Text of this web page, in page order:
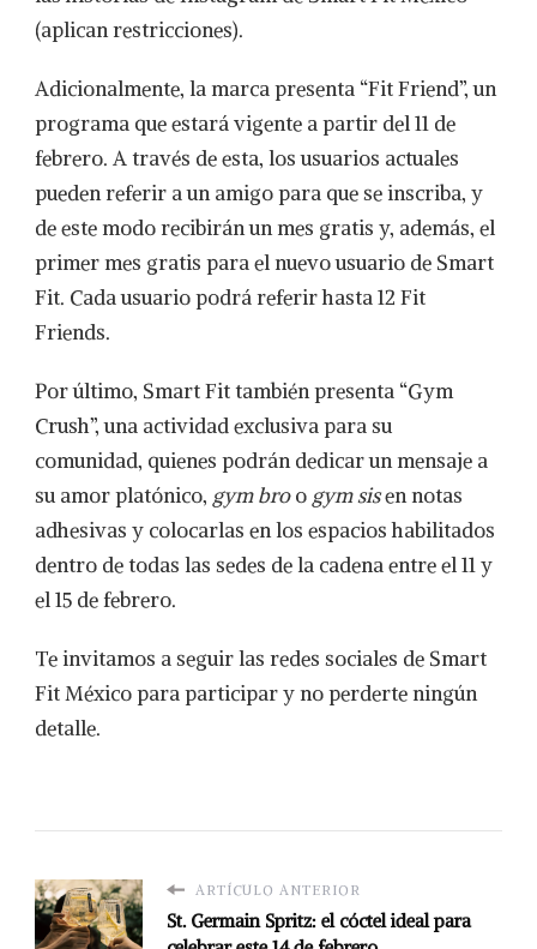
(aplican restricciones).
Adicionalmente, la marca presenta “Fit Friend”, un
programa que estará vigente a partir del 11 de
febrero. A través de esta, los usuarios actuales
pueden referir a un amigo para que se inscriba, y
de este modo recibirán un mes gratis y, además, el
primer mes gratis para el nuevo usuario de Smart
Fit. Cada usuario podrá referir hasta 12 Fit
Friends.
Por último, Smart Fit también presenta “Gym
Crush”, una actividad exclusiva para su
comunidad, quienes podrán dedicar un mensaje a
su amor platónico, gym broo gym sisen notas
adhesivas y colocarlas en los espacios habilitados
dentro de todas las sedes de la cadena entre el 11 y
el 15 de febrero.
Te invitamos a seguir las redes sociales de Smart
Fit México para participar y no perderte ningún
detalle.
ARTÍCULO ANTERIOR
St. Germain Spritz: el cóctel ideal para